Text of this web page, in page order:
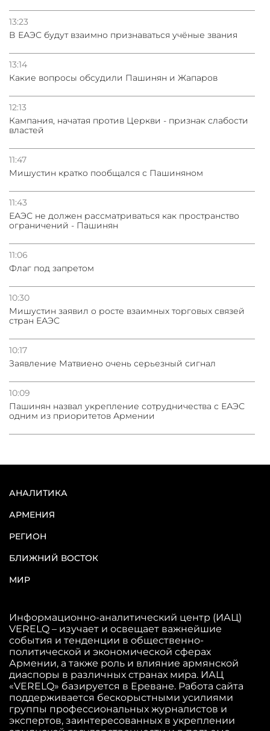
13:23
В ЕАЭС будут взаимно признаваться учёные звания
13:14
Какие вопросы обсудили Пашинян и Жапаров
12:13
Кампания, начатая против Церкви - признак слабости
властей
11:47
Мишустин кратко пообщался с Пашиняном
11:43
ЕАЭС не должен рассматриваться как пространство
ограничений - Пашинян
11:06
Флаг под запретом
10:30
Мишустин заявил о росте взаимных торговых связей
стран ЕАЭС
10:17
Заявление Матвиено очень серьезный сигнал
10:09
Пашинян назвал укрепление сотрудничества с ЕАЭС
одним из приоритетов Армении
АНАЛИТИКА
АРМЕНИЯ
РЕГИОН
БЛИЖНИЙ ВОСТОК
МИР
Информационно-аналитический центр (ИАЦ)
VERELQ – изучает и освещает важнейшие
события и тенденции в общественно-
политической и экономической сферах
Армении, а также роль и влияние армянской
диаспоры в различных странах мира. ИАЦ
«VERELQ» базируется в Ереване. Работа сайта
поддерживается бескорыстными усилиями
группы профессиональных журналистов и
экспертов, заинтересованных в укреплении